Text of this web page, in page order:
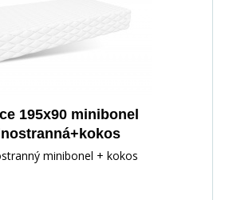
195x90 minibonel
minibonel + kokos